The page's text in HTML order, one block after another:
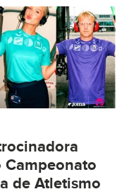
de Atletismo